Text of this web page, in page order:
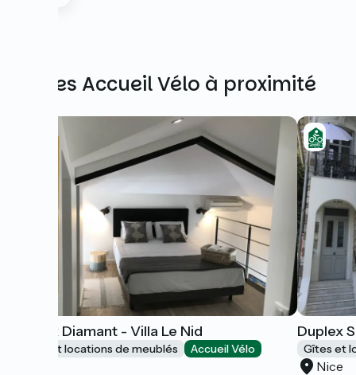
Autres Accueil Vélo à proximité
Duplex Diamant - Villa Le Nid
Gîtes et locations de meublés Accueil Vélo
Duplex
Gîtes et
Nice